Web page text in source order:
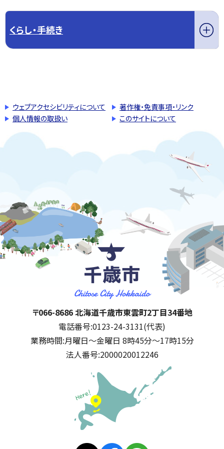
くらし・手続き
ウェブアクセシビリティについて
著作権・免責事項・リンク
個人情報の取扱い
このサイトについて
千歳市
住所:
〒066-8686 北海道千歳市東雲町2丁目34番地
電話番号:0123-24-3131(代表)
業務時間:月曜日～金曜日 8時45分～17時15分
法人番号:2000020012246